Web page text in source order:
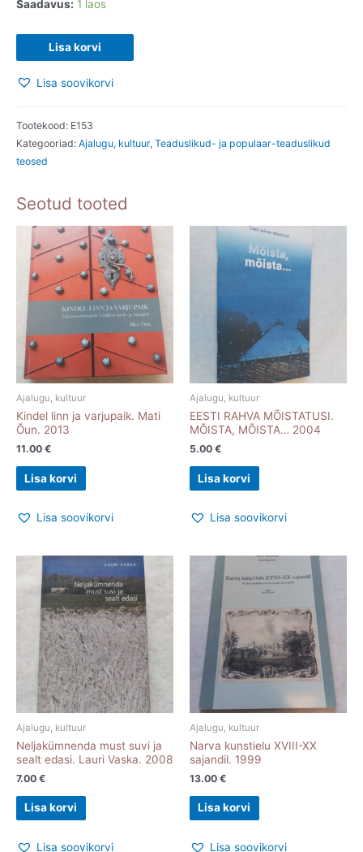
Saadavus: 1 laos
Esimene
tsivilisatsioon.
Christopher
Alan
Butler.
2005
Lisa korvi
Lisa soovikorvi
Tootekood: E153
Kategooriad: Ajalugu, kultuur, Teaduslikud- ja populaar-teaduslikud
teosed
Seotud tooted
Ajalugu, kultuur
Kindel linn ja varjupaik. Mati
Õun. 2013
11.00 €
Lisa korvi
Lisa soovikorvi
Ajalugu, kultuur
EESTI RAHVA MÕISTATUSI.
MÕISTA, MÕISTA… 2004
5.00 €
Lisa korvi
Lisa soovikorvi
Ajalugu, kultuur
Neljakümnenda must suvi ja
sealt edasi. Lauri Vaska. 2008
7.00 €
Lisa korvi
Lisa soovikorvi
Ajalugu, kultuur
Narva kunstielu XVIII-XX
sajandil. 1999
13.00 €
Lisa korvi
Lisa soovikorvi